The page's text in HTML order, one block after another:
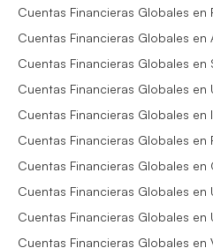
Cuentas Financieras Globales en
Cuentas Financieras Globales en
Cuentas Financieras Globales en
Cuentas Financieras Globales en
Cuentas Financieras Globales en
Cuentas Financieras Globales en
Cuentas Financieras Globales en
Cuentas Financieras Globales en
Cuentas Financieras Globales en
Cuentas Financieras Globales en